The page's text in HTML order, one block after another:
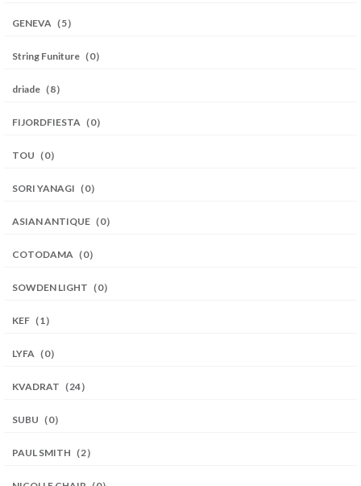
GENEVA（5）
String Funiture（0）
driade（8）
FIJORDFIESTA（0）
TOU（0）
SORI YANAGI（0）
ASIAN ANTIQUE（0）
COTODAMA（0）
SOWDEN LIGHT（0）
KEF（1）
LYFA（0）
KVADRAT（24）
SUBU（0）
PAUL SMITH（2）